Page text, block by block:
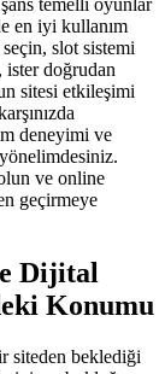
temelli oyunlar
en iyi kullanım
slot sistemi
ister doğrudan
sitesi etkileşimi
deneyimi ve
ve online
geçirmeye
Dijital
Konumu
siteden beklediği